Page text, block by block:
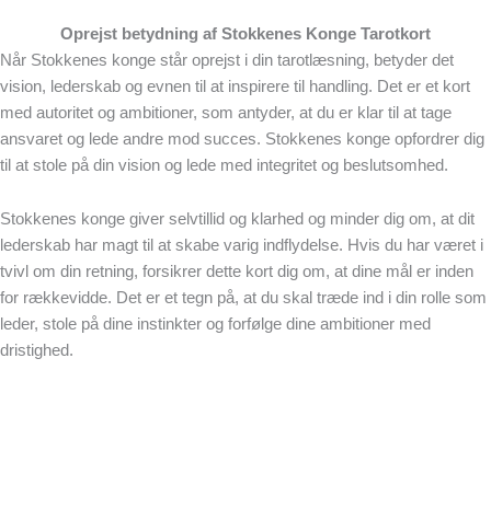
Oprejst betydning af Stokkenes Konge Tarotkort
Når Stokkenes konge står oprejst i din tarotlæsning, betyder det
vision, lederskab og evnen til at inspirere til handling. Det er et kort
med autoritet og ambitioner, som antyder, at du er klar til at tage
ansvaret og lede andre mod succes. Stokkenes konge opfordrer dig
til at stole på din vision og lede med integritet og beslutsomhed.
Stokkenes konge giver selvtillid og klarhed og minder dig om, at dit
lederskab har magt til at skabe varig indflydelse. Hvis du har været i
tvivl om din retning, forsikrer dette kort dig om, at dine mål er inden
for rækkevidde. Det er et tegn på, at du skal træde ind i din rolle som
leder, stole på dine instinkter og forfølge dine ambitioner med
dristighed.